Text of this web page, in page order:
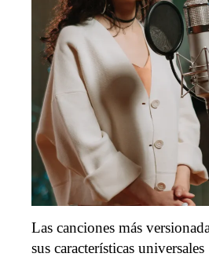
Las canciones más
sus características universales